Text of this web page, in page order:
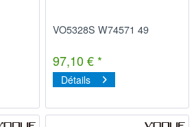
VO5328S W74571 49
97,10 € *
Détails